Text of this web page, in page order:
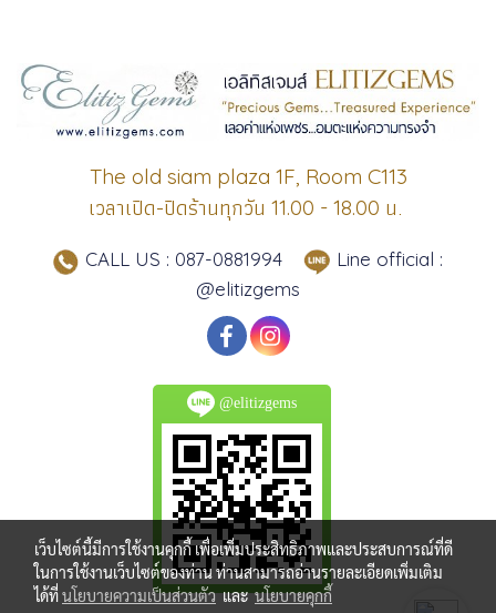
The old siam plaza 1F, Room C113
เวลาเปิด-ปิดร้านทุกวัน 11.00 - 18.00 น.
CALL US : 087-0881994
Line official :
@elitizgems
@elitizgems
เว็บไซต์นี้มีการใช้งานคุกกี้ เพื่อเพิ่มประสิทธิภาพและประสบการณ์ที่ดี
ในการใช้งานเว็บไซต์ของท่าน ท่านสามารถอ่านรายละเอียดเพิ่มเติม
ได้ที่นโยบายความเป็นส่วนตัวและนโยบายคุกกี้